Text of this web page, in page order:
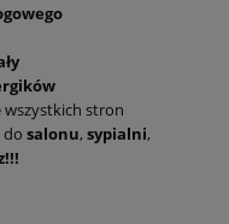
stron
do salonu, sypialni,